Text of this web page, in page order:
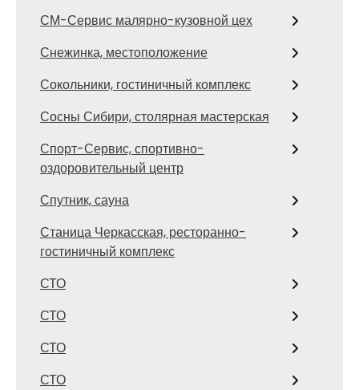
СМ-Сервис малярно-кузовной цех
Снежинка, местоположение
Сокольники, гостиничный комплекс
Сосны Сибири, столярная мастерская
Спорт-Сервис, спортивно-
оздоровительный центр
Спутник, сауна
Станица Черкасская, ресторанно-
гостиничный комплекс
СТО
СТО
СТО
СТО